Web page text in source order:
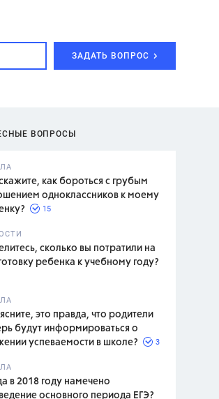
ЗАДАТЬ ВОПРОС
ВОПРОСЫ
как бороться с грубым
одноклассников к моему
15
сколько вы потратили на
ребенка к учебному году?
это правда, что родители
будут информироваться о
успеваемости в школе?
3
в 2018 году намечено
основного периода ЕГЭ?